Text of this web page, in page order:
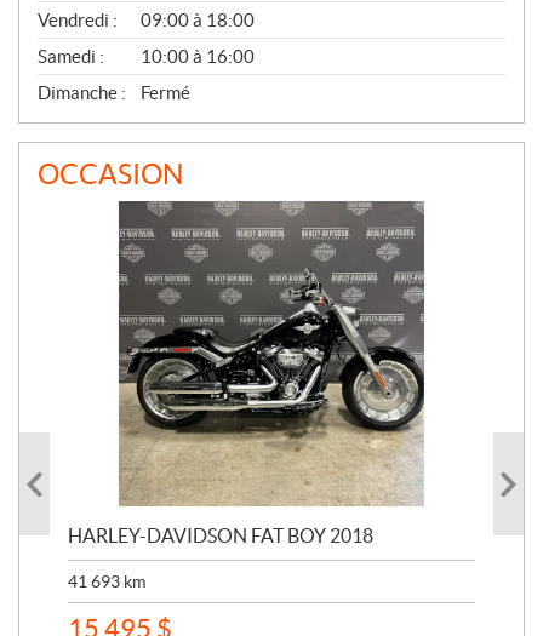
Vendredi :
09:00 à 18:00
Samedi :
10:00 à 16:00
Dimanche :
Fermé
OCCASION
HARLEY-DAVIDSON FAT BOY 2018
41 693 km
15 495 $